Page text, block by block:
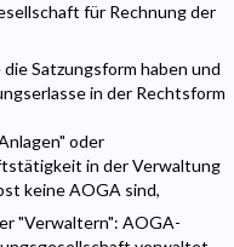
für Rechnung der
Satzungsform haben und
in der Rechtsform
oder
in der Verwaltung
keine AOGA sind,
"Verwaltern": AOGA-